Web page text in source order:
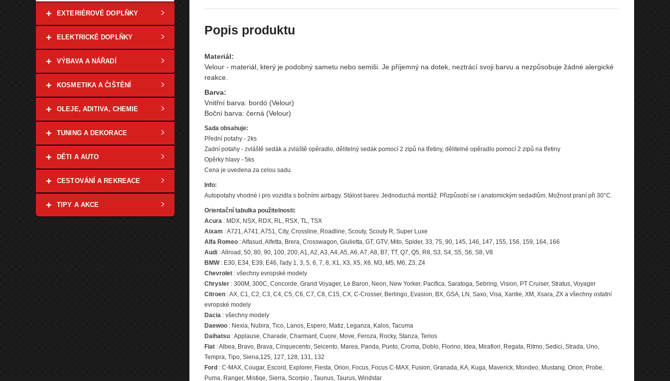
+ EXTERIÉROVÉ DOPLŇKY
+ ELEKTRICKÉ DOPLŇKY
+ VÝBAVA A NÁŘADÍ
+ KOSMETIKA A ČIŠTĚNÍ
+ OLEJE, ADITIVA, CHEMIE
+ TUNING A DEKORACE
+ DĚTI A AUTO
+ CESTOVÁNÍ A REKREACE
+ TIPY A AKCE
Popis produktu
Materiál:
Velour - materiál, který je podobný sametu nebo semiši. Je příjemný na dotek, neztrácí svoji barvu a nezpůsobuje žádné alergické
reakce.
Barva:
Vnitřní barva: bordó (Velour)
Boční barva: černá (Velour)
Sada obsahuje:
Přední potahy - 2ks
Zadní potahy - zvláště sedák a zvláště opěradlo, dělitelný sedák pomocí 2 zipů na třetiny, dělitelné opěradlo pomocí 2 zipů na třetiny
Opěrky hlavy - 5ks
Cena je uvedena za celou sadu.
Info:
Autopotahy vhodné i pro vozidla s bočními airbagy. Stálost barev. Jednoduchá montáž. Přizpůsobí se i anatomickým sedadlům. Možnost praní při 30°C.
Orientační tabulka použitelnosti:
Acura: MDX, NSX, RDX, RL, RSX, TL, TSX
Aixam : A721, A741, A751, City, Crossline, Roadline, Scouty, Scouty R, Super Luxe
Alfa Romeo: Alfasud, Alfetta, Brera, Crosswagon, Giulietta, GT, GTV, Mito, Spider, 33, 75, 90, 145, 146, 147, 155, 156, 159, 164, 166
Audi: Allroad, 50, 80, 90, 100, 200, A1, A2, A3, A4, A5, A6, A7, A8, B7, TT, Q7, Q5, R8, S3, S4, S5, S6, S8, V8
BMW: E30, E34, E39, E46, řady 1, 3, 5, 6, 7, 8, X1, X3, X5, X6, M3, M5, M6, Z3, Z4
Chevrolet: všechny evropské modely
Chrysler: 300M, 300C, Concorde, Grand Voyager, Le Baron, Neon, New Yorker, Pacifica, Saratoga, Sebring, Vision, PT Cruiser, Stratus, Voyager
Citroen: AX, C1, C2, C3, C4, C5, C6, C7, C8, C15, CX, C-Crosser, Berlingo, Evasion, BX, GSA, LN, Saxo, Visa, Xantie, XM, Xsara, ZX a všechny ostatní
evropské modely
Dacia: všechny modely
Daewoo: Nexia, Nubira, Tico, Lanos, Espero, Matiz, Leganza, Kalos, Tacuma
Daihatsu: Applause, Charade, Charmant, Cuore, Move, Feroza, Rocky, Stanza, Terios
Fiat: Albea, Bravo, Brava, Cinquecento, Seicento, Marea, Panda, Punto, Croma, Doblo, Florino, Idea, Mirafiori, Regata, Ritmo, Sedici, Strada, Uno,
Tempra, Tipo, Siena,125, 127, 128, 131, 132
Ford : C-MAX, Cougar, Escord, Explorer, Fiesta, Orion, Focus, Focus C-MAX, Fusion, Granada, KA, Kuga, Maverick, Mondeo, Mustang, Orion, Probe,
Puma, Ranger, Mistiqe, Sierra, Scorpio , Taunus, Taurus, Windstar